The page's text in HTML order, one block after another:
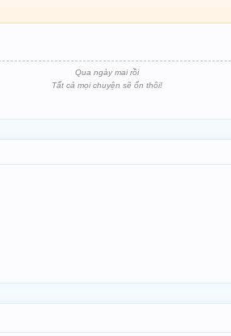
Qua ngày mai rồi
Tất cả mọi chuyện sẽ ổn thôi!